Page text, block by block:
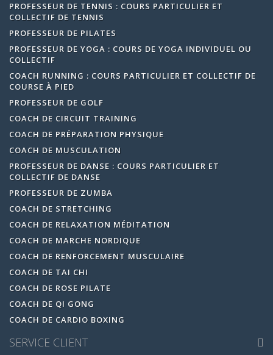
PROFESSEUR DE TENNIS : COURS PARTICULIER ET
COLLECTIF DE TENNIS
PROFESSEUR DE PILATES
PROFESSEUR DE YOGA : COURS DE YOGA INDIVIDUEL OU
COLLECTIF
COACH RUNNING : COURS PARTICULIER ET COLLECTIF DE
COURSE À PIED
PROFESSEUR DE GOLF
COACH DE CIRCUIT TRAINING
COACH DE PRÉPARATION PHYSIQUE
COACH DE MUSCULATION
PROFESSEUR DE DANSE : COURS PARTICULIER ET
COLLECTIF DE DANSE
PROFESSEUR DE ZUMBA
COACH DE STRETCHING
COACH DE RELAXATION MÉDITATION
COACH DE MARCHE NORDIQUE
COACH DE RENFORCEMENT MUSCULAIRE
COACH DE TAI CHI
COACH DE ROSE PILATE
COACH DE QI GONG
COACH DE CARDIO BOXING
SERVICE CLIENT